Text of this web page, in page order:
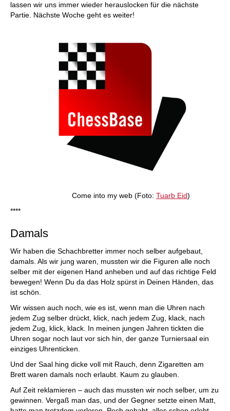
lassen wir uns immer wieder herauslocken für die nächste
Partie. Nächste Woche geht es weiter!
Come into my web (Foto: Tuarb Eid)
****
Damals
Wir haben die Schachbretter immer noch selber aufgebaut,
damals. Als wir jung waren, mussten wir die Figuren alle noch
selber mit der eigenen Hand anheben und auf das richtige Feld
bewegen! Wenn Du da das Holz spürst in Deinen Händen, das
ist schön.
Wir wissen auch noch, wie es ist, wenn man die Uhren nach
jedem Zug selber drückt, klick, nach jedem Zug, klack, nach
jedem Zug, klick, klack. In meinen jungen Jahren tickten die
Uhren sogar noch laut vor sich hin, der ganze Turniersaal ein
einziges Uhrenticken.
Und der Saal hing dicke voll mit Rauch, denn Zigaretten am
Brett waren damals noch erlaubt. Kaum zu glauben.
Auf Zeit reklamieren – auch das mussten wir noch selber, um zu
gewinnen. Vergaß man das, und der Gegner setzte einen Matt,